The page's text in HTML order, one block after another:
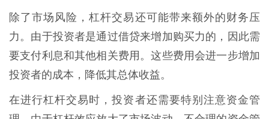
除了市场风险，杠杆交易还可能带来额外的财务压
力。由于投资者是通过借贷来增加购买力的，因此需
要支付利息和其他相关费用。这些费用会进一步增加
投资者的成本，降低其总体收益。
在进行杠杆交易时，投资者还需要特别注意资金管